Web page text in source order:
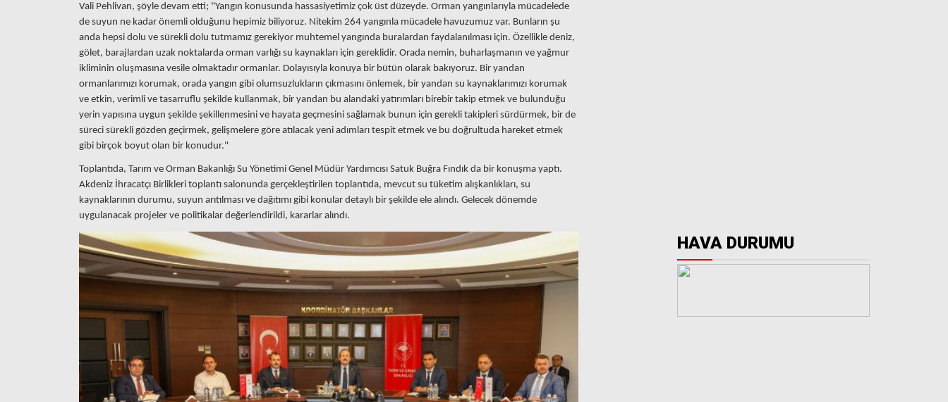
Vali Pehlivan, şöyle devam etti; "Yangın konusunda hassasiyetimiz çok üst düzeyde. Orman yangınlarıyla mücadelede
de suyun ne kadar önemli olduğunu hepimiz biliyoruz. Nitekim 264 yangınla mücadele havuzumuz var. Bunların şu
anda hepsi dolu ve sürekli dolu tutmamız gerekiyor muhtemel yangında buralardan faydalanılması için. Özellikle deniz,
gölet, barajlardan uzak noktalarda orman varlığı su kaynakları için gereklidir. Orada nemin, buharlaşmanın ve yağmur
ikliminin oluşmasına vesile olmaktadır ormanlar. Dolayısıyla konuya bir bütün olarak bakıyoruz. Bir yandan
ormanlarımızı korumak, orada yangın gibi olumsuzlukların çıkmasını önlemek, bir yandan su kaynaklarımızı korumak
ve etkin, verimli ve tasarruflu şekilde kullanmak, bir yandan bu alandaki yatırımları birebir takip etmek ve bulunduğu
yerin yapısına uygun şekilde şekillenmesini ve hayata geçmesini sağlamak bunun için gerekli takipleri sürdürmek, bir de
süreci sürekli gözden geçirmek, gelişmelere göre atılacak yeni adımları tespit etmek ve bu doğrultuda hareket etmek
gibi birçok boyut olan bir konudur."
Toplantıda, Tarım ve Orman Bakanlığı Su Yönetimi Genel Müdür Yardımcısı Satuk Buğra Fındık da bir konuşma yaptı.
Akdeniz İhracatçı Birlikleri toplantı salonunda gerçekleştirilen toplantıda, mevcut su tüketim alışkanlıkları, su
kaynaklarının durumu, suyun arıtılması ve dağıtımı gibi konular detaylı bir şekilde ele alındı. Gelecek dönemde
uygulanacak projeler ve politikalar değerlendirildi, kararlar alındı.
HAVA DURUMU